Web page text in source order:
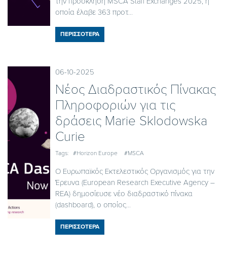
οποία έλαβε 363 προτ...
ΠΕΡΙΣΣΟΤΕΡΑ
06-10-2025
Νέος Διαδραστικός Πίνακας
Πληροφοριών για τις
δράσεις Marie Sklodowska
Curie
Tags: #Horizon Europe #MSCA
Ο Ευρωπαϊκός Εκτελεστικός Οργανισμός για την
Έρευνα (European Research Executive Agency –
REA) δημοσίευσε νέο διαδραστικό πίνακα
(dashboard), ο οποίος...
ΠΕΡΙΣΣΟΤΕΡΑ